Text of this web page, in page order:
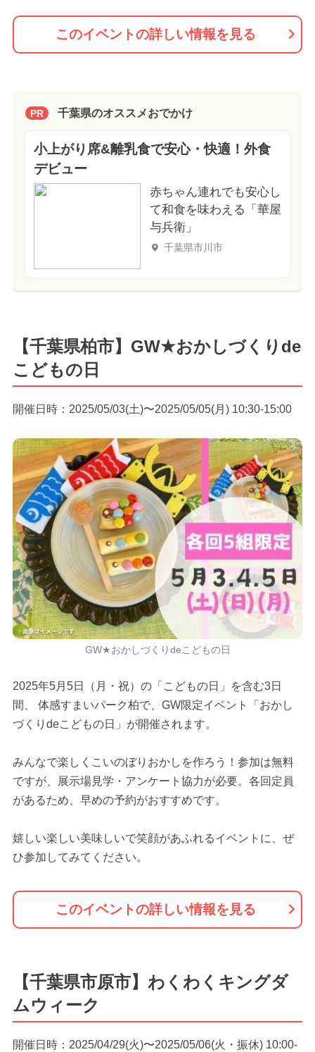
このイベントの詳しい情報を見る
PR 千葉県のオススメおでかけ
小上がり席&離乳食で安心・快適！外食
デビュー
赤ちゃん連れでも安心し
て和食を味わえる「華屋
与兵衛」
千葉県市川市
【千葉県柏市】GW★おかしづくりde
こどもの日
開催日時：2025/05/03(土)〜2025/05/05(月) 10:30-15:00
GW★おかしづくりdeこどもの日
2025年5月5日（月・祝）の「こどもの日」を含む3日
間、 体感すまいパーク柏で、GW限定イベント「おかし
づくりdeこどもの日」が開催されます。
みんなで楽しくこいのぼりおかしを作ろう！参加は無料
ですが、展示場見学・アンケート協力が必要。各回定員
があるため、早めの予約がおすすめです。
嬉しい楽しい美味しいで笑顔があふれるイベントに、ぜ
ひ参加してみてください。
このイベントの詳しい情報を見る
【千葉県市原市】わくわくキングダ
ムウィーク
開催日時：2025/04/29(火)〜2025/05/06(火・振休) 10:00-